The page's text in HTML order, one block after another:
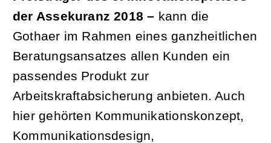
der Assekuranz 2018 – kann die
Gothaer im Rahmen eines ganzheitlichen
Beratungsansatzes allen Kunden ein
passendes Produkt zur
Arbeitskraftabsicherung anbieten. Auch
hier gehörten Kommunikationskonzept,
Kommunikationsdesign,